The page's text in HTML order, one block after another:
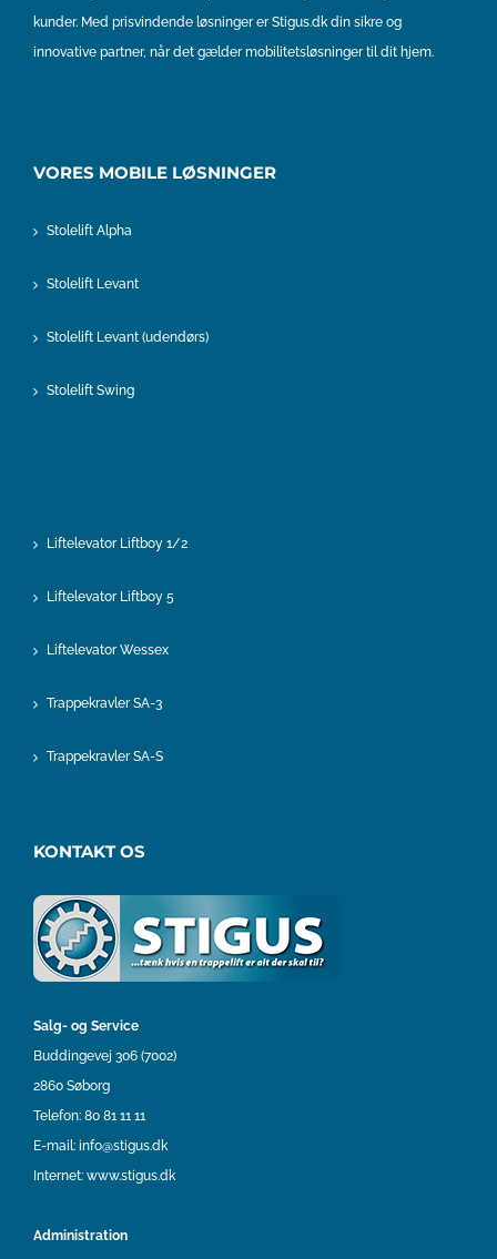
kunder. Med prisvindende løsninger er Stigus.dk din sikre og
innovative partner, når det gælder mobilitetsløsninger til dit hjem.
VORES MOBILE LØSNINGER
Stolelift Alpha
Stolelift Levant
Stolelift Levant (udendørs)
Stolelift Swing
Liftelevator Liftboy 1/2
Liftelevator Liftboy 5
Liftelevator Wessex
Trappekravler SA-3
Trappekravler SA-S
KONTAKT OS
Salg- og Service
Buddingevej 306 (7002)
2860 Søborg
Telefon: 80 81 11 11
E-mail: info@stigus.dk
Internet: www.stigus.dk
Administration